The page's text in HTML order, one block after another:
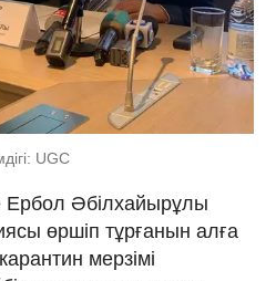
UGC
Ербол Әбілхайырұлы
өршіп тұрғанын алға
мерзімі